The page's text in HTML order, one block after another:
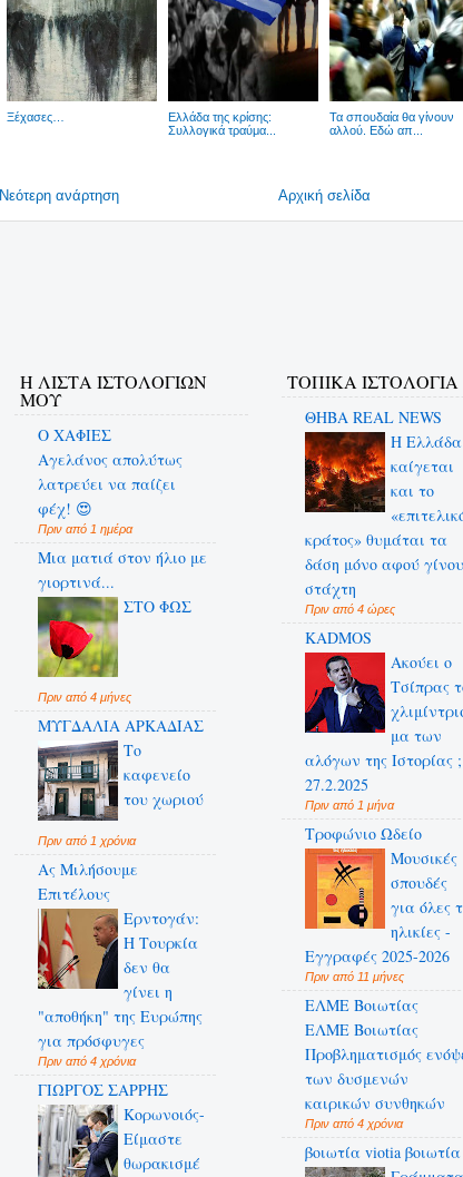
Ξέχασες…
Ελλάδα της κρίσης:
Συλλογικά τραύμα...
Τα σπουδαία θα γίνουν
αλλού. Εδώ απ...
Νεότερη ανάρτηση Αρχική σελίδα
Η ΛΙΣΤΑ ΙΣΤΟΛΟΓΙΩΝ
ΜΟΥ
Ο ΧΑΦΙΕΣ
Αγελάνος απολύτως
λατρεύει να παίζει
φέχ! 😍
Πριν από 1 ημέρα
Μια ματιά στον ήλιο με
γιορτινά...
ΣΤΟ ΦΩΣ
Πριν από 4 μήνες
ΜΥΓΔΑΛΙΑ ΑΡΚΑΔΙΑΣ
Το
καφενείο
του χωριού
Πριν από 1 χρόνια
Ας Μιλήσουμε
Επιτέλους
Ερντογάν:
Η Τουρκία
δεν θα
γίνει η
"αποθήκη" της Ευρώπης
για πρόσφυγες
Πριν από 4 χρόνια
ΓΙΩΡΓΟΣ ΣΑΡΡΗΣ
Κορωνοιός-
Είμαστε
θωρακισμέ
ΤΟΠΙΚΑ ΙΣΤΟΛΟΓΙΑ
ΘΗΒΑ REAL NEWS
Η Ελλάδα
καίγεται
και το
κράτος» θυμάται τα
δάση μόνο αφού
στάχτη
Πριν από 4 ώρες
KADMOS
Ακούει ο
Τσίπρας
μα των
αλόγων της Ιστορίας ;
27.2.2025
Πριν από 1 μήνα
Τροφώνιο Ωδείο
Mουσικές
σπουδές
για όλες
ηλικίες -
Εγγραφές 2025-2026
Πριν από 11 μήνες
ΕΛΜΕ Βοιωτίας
ΕΛΜΕ Βοιωτίας
Προβληματισμός
των δυσμενών
καιρικών συνθηκών
Πριν από 4 χρόνια
βοιωτία viotia βοιωτία